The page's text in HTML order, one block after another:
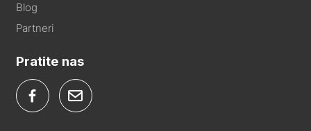
Blog
Partneri
Pratite nas